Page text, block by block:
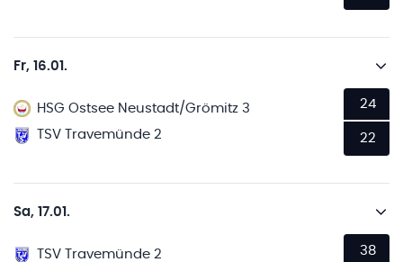
Fr, 16.01.
HSG Ostsee Neustadt/Grömitz 3
TSV Travemünde 2
24
22
Sa, 17.01.
TSV Travemünde 2
38